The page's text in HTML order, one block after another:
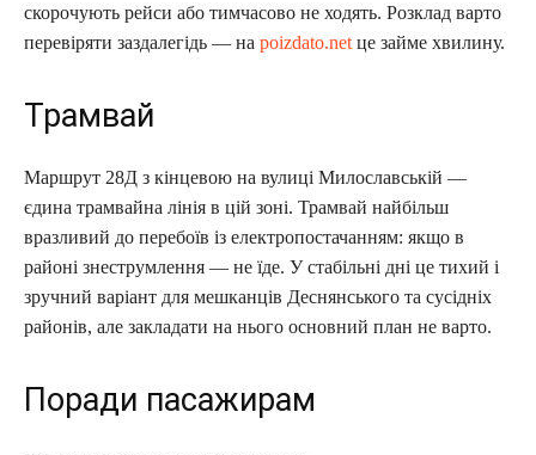
скорочують рейси або тимчасово не ходять. Розклад варто
перевіряти заздалегідь — на poizdato.net це займе хвилину.
Трамвай
Маршрут 28Д з кінцевою на вулиці Милославській —
єдина трамвайна лінія в цій зоні. Трамвай найбільш
вразливий до перебоїв із електропостачанням: якщо в
районі знеструмлення — не їде. У стабільні дні це тихий і
зручний варіант для мешканців Деснянського та сусідніх
районів, але закладати на нього основний план не варто.
Поради пасажирам